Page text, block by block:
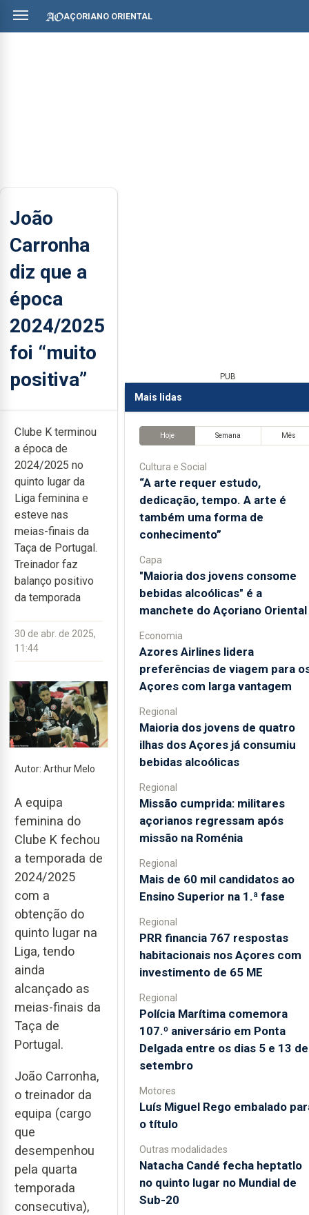
AÇORIANO ORIENTAL
João
Carronha
diz que a
época
2024/2025
foi “muito
positiva”
Clube K terminou
a época de
2024/2025 no
quinto lugar da
Liga feminina e
esteve nas
meias-finais da
Taça de Portugal.
Treinador faz
balanço positivo
da temporada
30 de abr. de 2025,
11:44
Autor: Arthur Melo
A equipa
feminina do
Clube K fechou
a temporada de
2024/2025
com a
obtenção do
quinto lugar na
Liga, tendo
ainda
alcançado as
meias-finais da
Taça de
Portugal.
João Carronha,
o treinador da
equipa (cargo
que
desempenhou
pela quarta
temporada
consecutiva),
PUB
Mais lidas
Hoje Semana Mês
Cultura e Social
“A arte requer estudo,
dedicação, tempo. A arte é
também uma forma de
conhecimento”
Capa
"Maioria dos jovens consome
bebidas alcoólicas" é a
manchete do Açoriano Oriental
Economia
Azores Airlines lidera
preferências de viagem para
Açores com larga vantagem
Regional
Maioria dos jovens de quatro
ilhas dos Açores já consumiu
bebidas alcoólicas
Regional
Missão cumprida: militares
açorianos regressam após
missão na Roménia
Regional
Mais de 60 mil candidatos ao
Ensino Superior na 1.ª fase
Regional
PRR financia 767 respostas
habitacionais nos Açores com
investimento de 65 ME
Regional
Polícia Marítima comemora
107.º aniversário em Ponta
Delgada entre os dias 5 e 13 de
setembro
Motores
Luís Miguel Rego embalado
o título
Outras modalidades
Natacha Candé fecha heptatlo
no quinto lugar no Mundial de
Sub-20